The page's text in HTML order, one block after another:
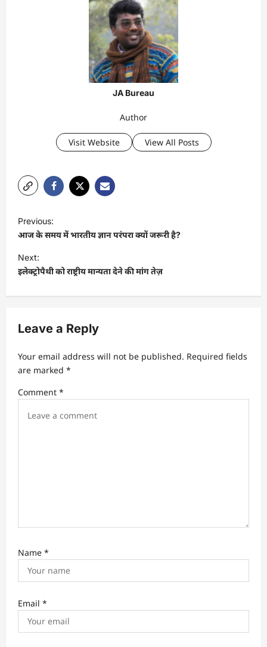
JA Bureau
Author
Visit Website View All Posts
o
s
t
v
g
t
Previous:
आज के समय में भारतीय ज्ञान परंपरा क्यों जरूरी है?
Next:
इलेक्ट्रोपैथी को राष्ट्रीय मान्यता देने की मांग तेज़
Leave a Reply
Your email address will not be published. Required fields
are marked *
Comment *
Name *
Email *